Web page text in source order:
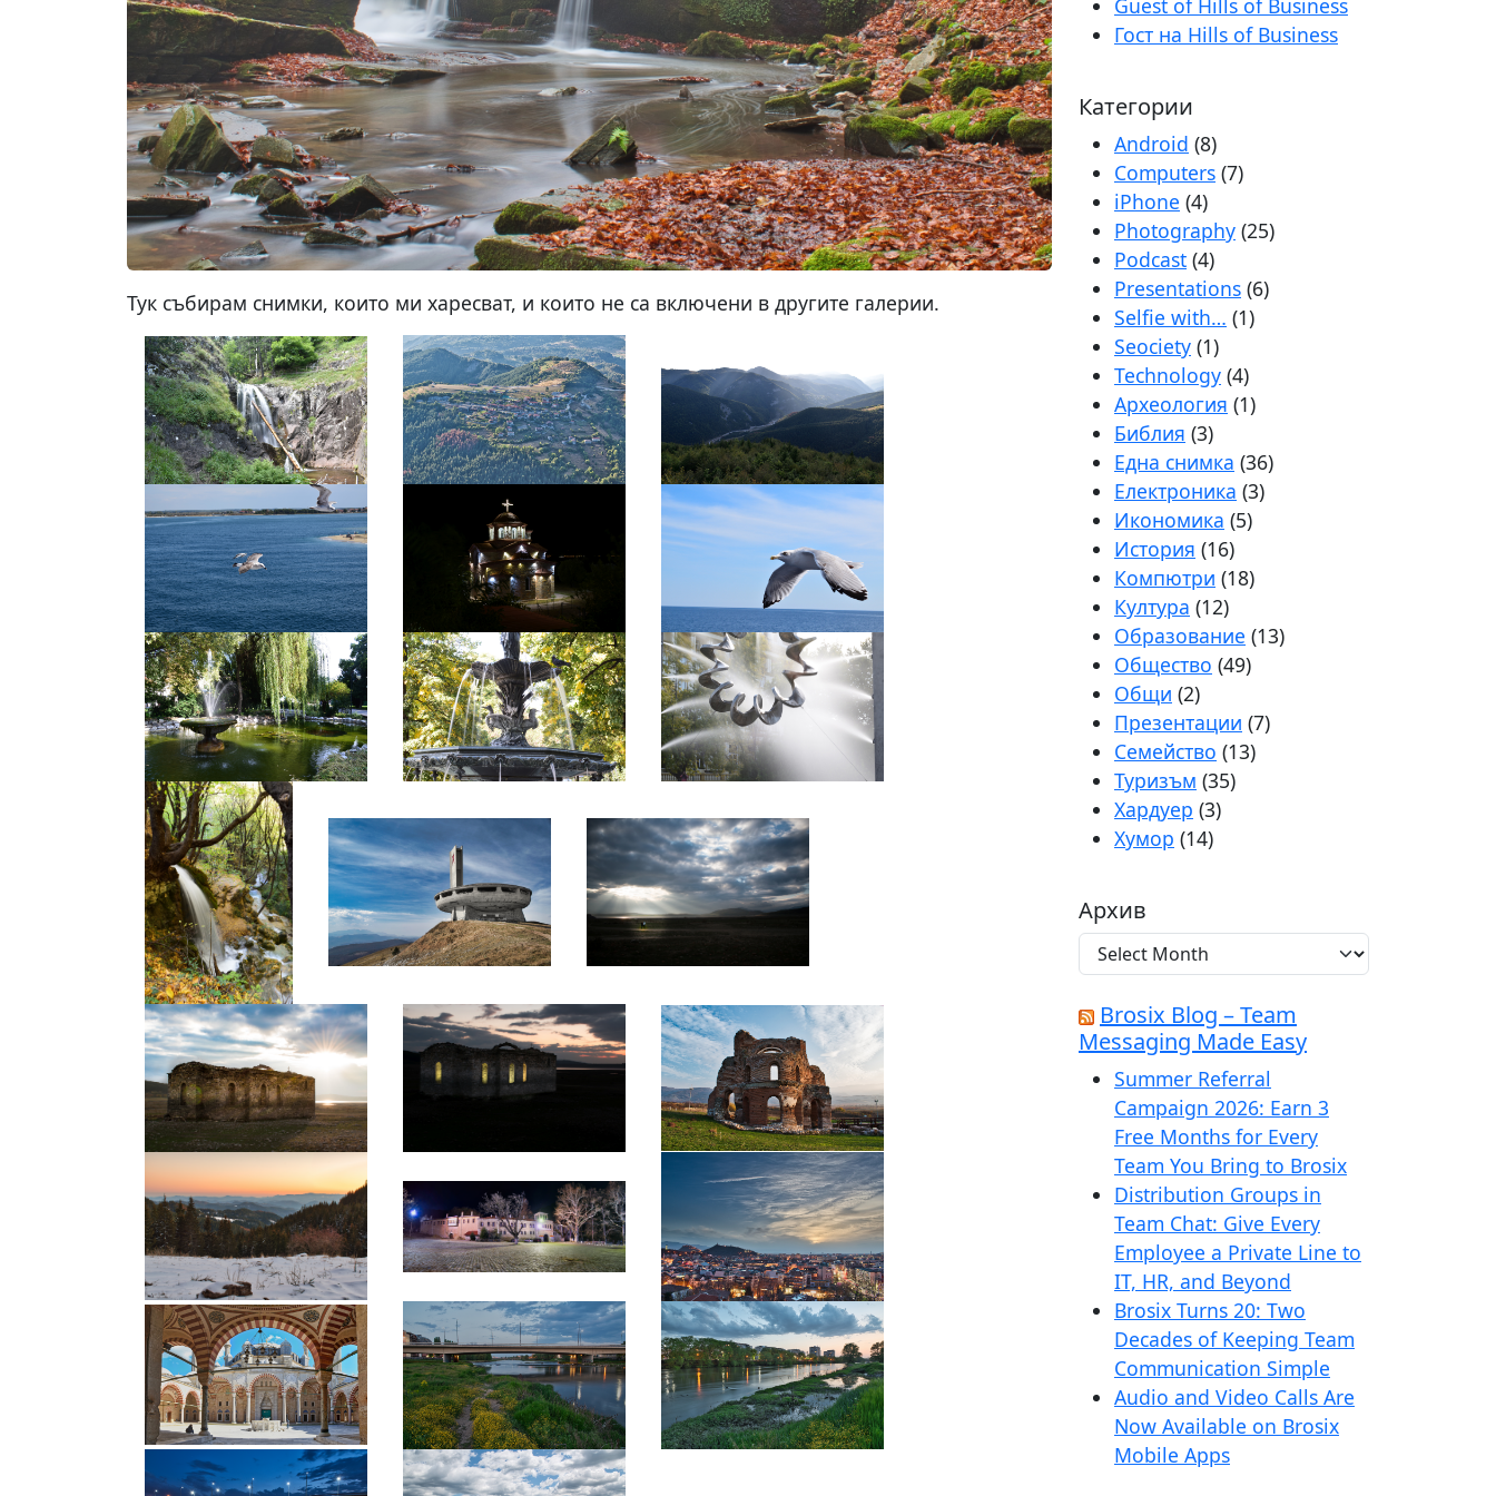
Тук събирам снимки, които ми харесват, и които не са включени в другите галерии.
Guest of Hills of Business
Гост на Hills of Business
Категории
Android (8)
Computers (7)
iPhone (4)
Photography (25)
Podcast (4)
Presentations (6)
Selfie with… (1)
Seociety (1)
Technology (4)
Археология (1)
Библия (3)
Една снимка (36)
Електроника (3)
Икономика (5)
История (16)
Компютри (18)
Култура (12)
Образование (13)
Общество (49)
Общи (2)
Презентации (7)
Семейство (13)
Туризъм (35)
Хардуер (3)
Хумор (14)
Архив
р
х
и
в
Brosix Blog – Team
Messaging Made Easy
Summer Referral
Campaign 2026: Earn 3
Free Months for Every
Team You Bring to Brosix
Distribution Groups in
Team Chat: Give Every
Employee a Private Line to
IT, HR, and Beyond
Brosix Turns 20: Two
Decades of Keeping Team
Communication Simple
Audio and Video Calls Are
Now Available on Brosix
Mobile Apps